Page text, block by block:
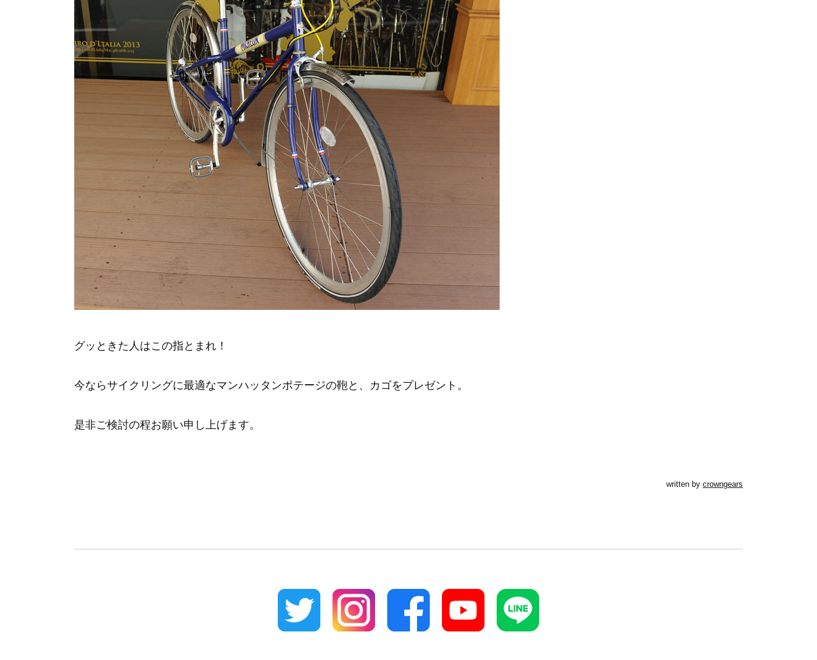
グッときた人はこの指とまれ！
今ならサイクリングに最適なマンハッタンポテージの鞄と、カゴをプレゼント。
是非ご検討の程お願い申し上げます。
written by crowngears